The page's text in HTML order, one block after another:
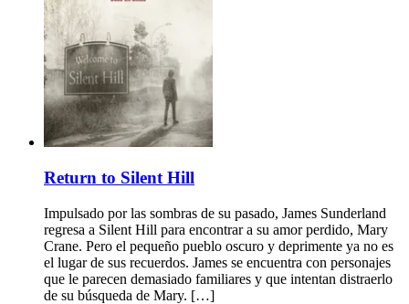
Return to Silent Hill
Impulsado por las sombras de su pasado, James Sunderland
regresa a Silent Hill para encontrar a su amor perdido, Mary
Crane. Pero el pequeño pueblo oscuro y deprimente ya no es
el lugar de sus recuerdos. James se encuentra con personajes
que le parecen demasiado familiares y que intentan distraerlo
de su búsqueda de Mary. […]